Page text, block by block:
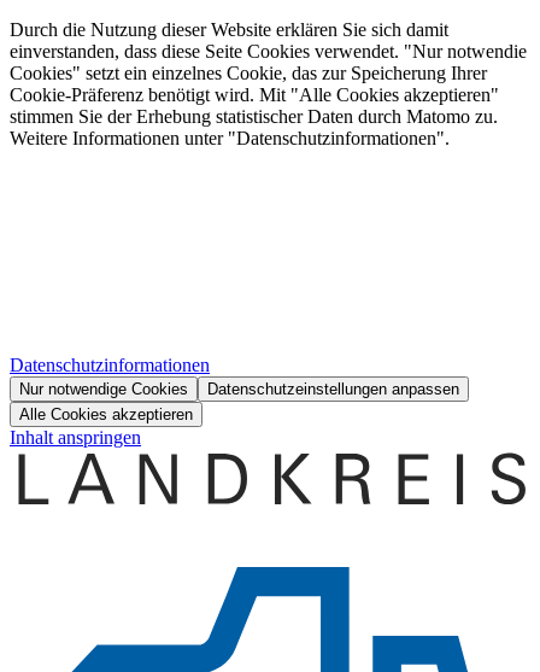
Durch die Nutzung dieser Website erklären Sie sich damit
einverstanden, dass diese Seite Cookies verwendet. "Nur notwendie
Cookies" setzt ein einzelnes Cookie, das zur Speicherung Ihrer
Cookie-Präferenz benötigt wird. Mit "Alle Cookies akzeptieren"
stimmen Sie der Erhebung statistischer Daten durch Matomo zu.
Weitere Informationen unter "Datenschutzinformationen".
Datenschutzinformationen
Nur notwendige Cookies
Datenschutzeinstellungen anpassen
Alle Cookies akzeptieren
Inhalt anspringen